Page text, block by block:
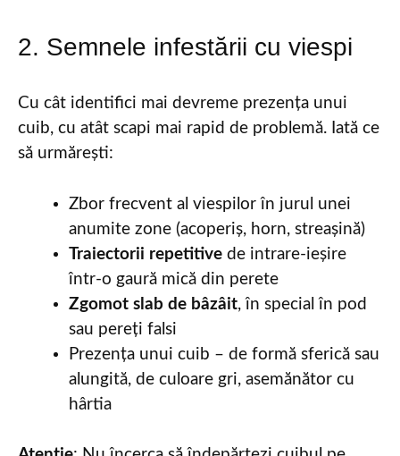
2. Semnele infestării cu viespi
Cu cât identifici mai devreme prezența unui
cuib, cu atât scapi mai rapid de problemă. Iată ce
să urmărești:
Zbor frecvent al viespilor în jurul unei
anumite zone (acoperiș, horn, streașină)
Traiectorii repetitive de intrare-ieșire
într-o gaură mică din perete
Zgomot slab de bâzâit, în special în pod
sau pereți falsi
Prezența unui cuib – de formă sferică sau
alungită, de culoare gri, asemănător cu
hârtia